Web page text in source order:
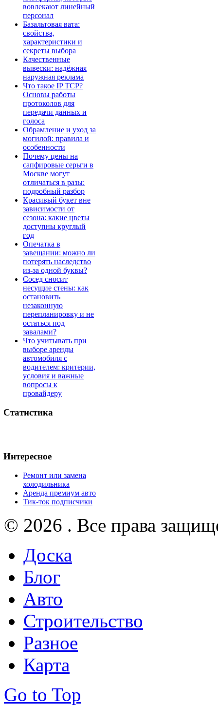
вовлекают линейный
персонал
Базальтовая вата:
свойства,
характеристики и
секреты выбора
Качественные
вывески: надёжная
наружная реклама
Что такое IP TCP?
Основы работы
протоколов для
передачи данных и
голоса
Обрамление и уход за
могилой: правила и
особенности
Почему цены на
сапфировые серьги в
Москве могут
отличаться в разы:
подробный разбор
Красивый букет вне
зависимости от
сезона: какие цветы
доступны круглый
год
Опечатка в
завещании: можно ли
потерять наследство
из-за одной буквы?
Сосед сносит
несущие стены: как
остановить
незаконную
перепланировку и не
остаться под
завалами?
Что учитывать при
выборе аренды
автомобиля с
водителем: критерии,
условия и важные
вопросы к
провайдеру
Статистика
Интересное
Ремонт или замена
холодильника
Аренда премиум авто
Тик-ток подписчики
© 2026 . Все права
Доска
Блог
Авто
Строительство
Разное
Карта
Go to Top